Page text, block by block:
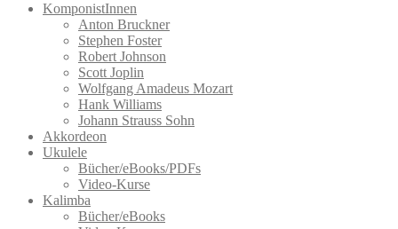
KomponistInnen
Anton Bruckner
Stephen Foster
Robert Johnson
Scott Joplin
Wolfgang Amadeus Mozart
Hank Williams
Johann Strauss Sohn
Akkordeon
Ukulele
Bücher/eBooks/PDFs
Video-Kurse
Kalimba
Bücher/eBooks